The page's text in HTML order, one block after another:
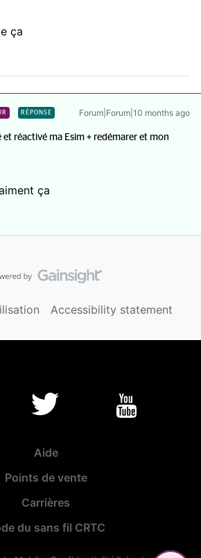
ça
RÉPONSE Forum|Forum|10 months ago
et réactivé ma Esim + redémarer et mon
ça
Accessibility statement
Aide
Points de vente
Carrières
du sans fil CRTC